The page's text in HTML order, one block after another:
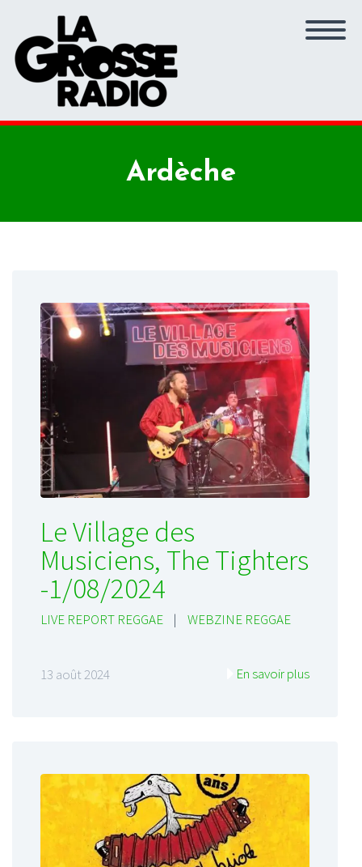
Ardèche
Le Village des
Musiciens, The Tighters
-1/08/2024
LIVE REPORT REGGAE | WEBZINE REGGAE
13 août 2024 En savoir plus